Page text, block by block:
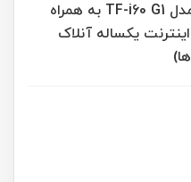
⭐ مودم 4G/TD-LTE ایرانسل مدل TF-i60 G1 به همراه
قلو و 300 گیگ اینترنت یکساله آنلاک